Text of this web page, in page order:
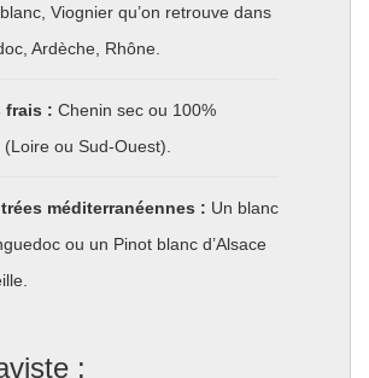
Viognier qu’on retrouve dans
Ardèche, Rhône.
frais : Chenin sec ou 100%
ou Sud-Ouest).
méditerranéennes : Un blanc
ou un Pinot blanc d’Alsace
: